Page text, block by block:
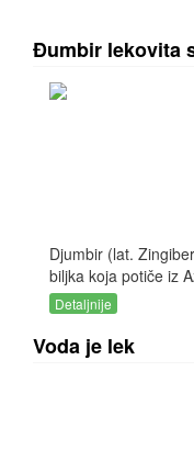
Đumbir lekovita
Djumbir (lat.
biljka koja potiče iz
Detaljnije
Voda je lek